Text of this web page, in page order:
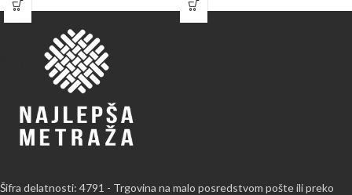
Šifra delatnosti: 4791 - Trgovina na malo posredstvom pošte ili preko